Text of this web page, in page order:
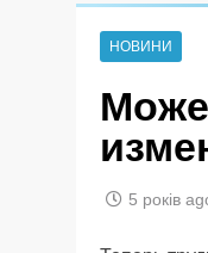
НОВИНИ
5 років